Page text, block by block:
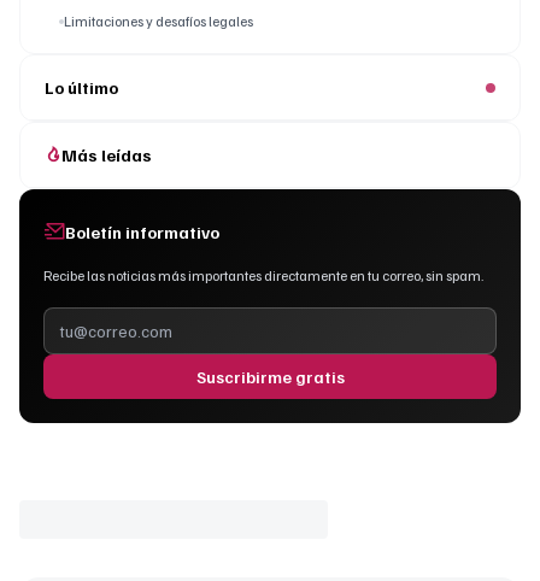
Limitaciones y desafíos legales
Lo último
Más leídas
Boletín informativo
Recibe las noticias más importantes directamente en tu correo, sin spam.
Suscribirme gratis